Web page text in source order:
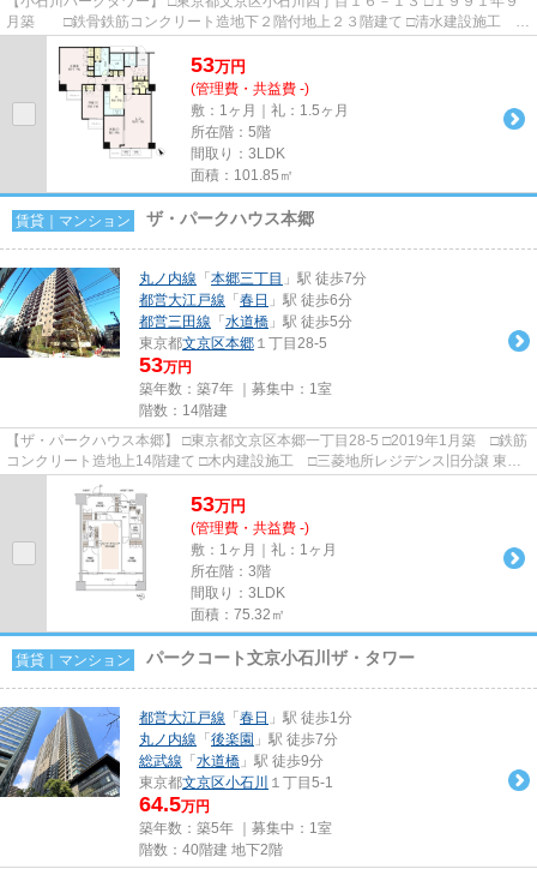
月築 □鉄骨鉄筋コンクリート造地下２階付地上２３階建て □清水建設施工
53万円
(管理費・共益費 -)
敷：1ヶ月｜礼：1.5ヶ月
所在階：5階
間取り：3LDK
面積：101.85㎡
賃貸｜マンション ザ・パークハウス本郷
丸ノ内線 「 本郷三丁目 」駅 徒歩7分
都営大江戸線 「 春日 」駅 徒歩6分
都営三田線 「 水道橋 」駅 徒歩5分
東京都文京区本郷 １丁目28-5
53万円
築年数：築7年 ｜募集中： 1室
階数：14階建
【ザ・パークハウス本郷】 □東京都文京区本郷一丁目28-5 □2019年1月築 □鉄筋
コンクリート造地上14階建て □木内建設施工 □三菱地所レジデンス旧分譲 東京
ドームシティ・ラクーア...
53万円
(管理費・共益費 -)
敷：1ヶ月｜礼：1ヶ月
所在階：3階
間取り：3LDK
面積：75.32㎡
賃貸｜マンション パークコート文京小石川ザ・タワー
都営大江戸線 「 春日 」駅 徒歩1分
丸ノ内線 「 後楽園 」駅 徒歩7分
総武線 「 水道橋 」駅 徒歩9分
東京都文京区小石川 １丁目5-1
64.5万円
築年数：築5年 ｜募集中： 1室
階数：40階建 地下2階